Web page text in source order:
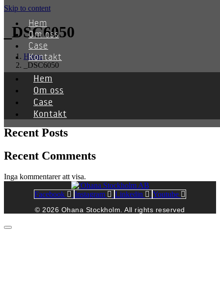
Skip to content
Hem
Om oss
Case
Kontakt
Hem
Om oss
Case
Kontakt
_DSC6050
Home
_DSC6050
Recent Posts
Recent Comments
Inga kommentarer att visa.
Facebook Instagram Linkedin Youtube
© 2026 Ohana Stockholm. All rights reserved